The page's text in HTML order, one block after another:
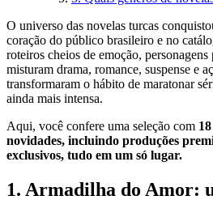
O universo das novelas turcas
coração do público brasileiro e no
roteiros cheios de emoção,
misturam drama, romance, suspense e
transformaram o hábito de maratonar
ainda mais intensa.
Aqui, você confere uma seleção com
novidades, incluindo produções
exclusivos, tudo em um só lugar.
1. Armadilha do Amor: